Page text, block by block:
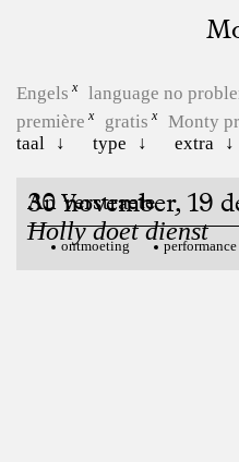
Engels language no
première
gratis
Monty
taal
type extra
30 november, 19
Holly doet dienst
An Verstraete
ontmoeting performance